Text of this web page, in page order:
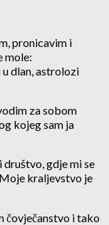
pronicavim i
mole:
dlan, astrolozi
za sobom
kojeg sam ja
gdje mi se
kraljevstvo je
čovječanstvo i tako